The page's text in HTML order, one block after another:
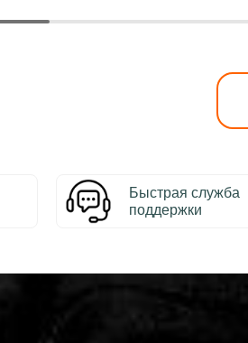
Быстрая служба
поддержки